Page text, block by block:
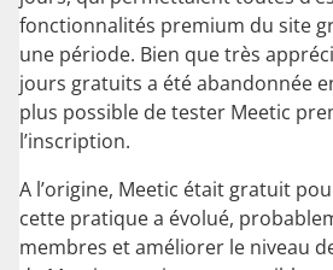
fonctionnalités premium du site
une période. Bien que très
jours gratuits a été abandonnée
plus possible de tester Meetic
l’inscription.
A l’origine, Meetic était gratuit
cette pratique a évolué,
membres et améliorer le niveau